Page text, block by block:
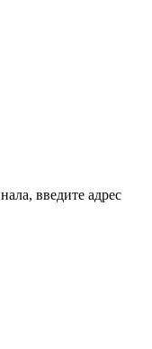
введите адрес